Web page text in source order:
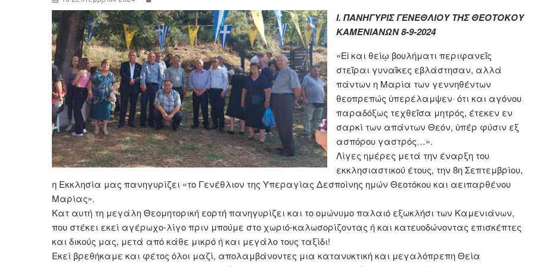
Ι. ΠΑΝΗΓΥΡΙΣ ΓΕΝΕΘΛΙΟΥ ΤΗΣ ΘΕΟΤΟΚΟΥ
ΚΑΜΕΝΙΑΝΩΝ 8-9-2024
«Εἰ και θείῳ βουλήματι περιφανεῖς
στεῖραι γυναῖκες εβλάστησαν, αλλά
πάντων η Μαρία των γεννηθέντων
θεοπρεπώς ὑπερέλαμψεν· ότι και αγόνου
παραδόξως τεχθεῖσα μητρός, έτεκεν εν
σαρκί των απάντων Θεόν, ὑπέρ φύσιν εξ
ασπόρου γαστρός…».
Λίγες ημέρες μετά την έναρξη του
εκκλησιαστικού έτους, την 8η Σεπτεμβρίου,
η Εκκλησία μας πανηγυρίζει «το Γενέθλιον της Υπεραγίας Δεσποίνης ημών Θεοτόκου και αειπαρθένου
Μαρίας».
Κατ αυτή τη μεγάλη Θεομητορική εορτή πανηγυρίζει και το ομώνυμο παλαιό εξωκλήσι των Καμενιάνων,
που στέκει εκεί αγέρωχο-λίγο πριν μπούμε στο χωριό-καλωσορίζοντας ή και κατευοδώνοντας επισκέπτες
και δικούς μας, μετά από κάθε μικρό ή και μεγάλο τους ταξίδι!
Εκεί βρεθήκαμε και φέτος όλοι μαζί, απολαμβάνοντες μια κατανυκτική και μεγαλόπρεπη Θεία